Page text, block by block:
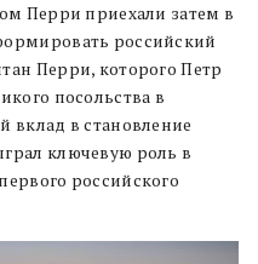
Перри приехали затем в
российский
Перри, которого Петр
посольства в
вклад в становление
ключевую роль в
российского